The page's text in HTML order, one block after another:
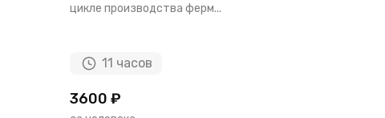
цикле производства ферм...
11 часов
3600 ₽